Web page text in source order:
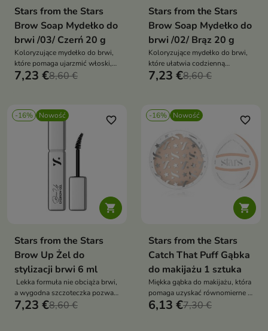
Stars from the Stars
Brow Soap Mydełko do
brwi /03/ Czerń 20 g
Koloryzujące mydełko do brwi,
które pomaga ujarzmić włoski,
nadać im odpowiedni kształt
7,23 €8,60 €
Stars from the Stars
Brow Soap Mydełko do
brwi /02/ Brąz 20 g
Koloryzujące mydełko do brwi,
które ułatwia codzienną
stylizację i pomaga utrzymać
7,23 €8,60 €
-16% Nowość

favorite_border
Stars from the Stars
Brow Up Żel do
stylizacji brwi 6 ml
Lekka formuła nie obciąża brwi,
a wygodna szczoteczka pozwala
precyzyjnie rozczesać włoski
7,23 €8,60 €
-16% Nowość

favorite_border
Stars from the Stars
Catch That Puff Gąbka
do makijażu 1 sztuka
Miękka gąbka do makijażu, która
pomaga uzyskać równomierne i
naturalne wykończenie makijażu
6,13 €7,30 €